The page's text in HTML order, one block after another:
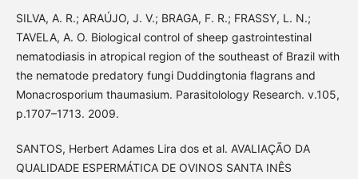
SILVA, A. R.; ARAÚJO, J. V.; BRAGA, F. R.; FRASSY, L. N.;
TAVELA, A. O. Biological control of sheep gastrointestinal
nematodiasis in atropical region of the southeast of Brazil with
the nematode predatory fungi Duddingtonia flagrans and
Monacrosporium thaumasium. Parasitolology Research. v.105,
p.1707–1713. 2009.
SANTOS, Herbert Adames Lira dos et al. AVALIAÇÃO DA
QUALIDADE ESPERMÁTICA DE OVINOS SANTA INÊS